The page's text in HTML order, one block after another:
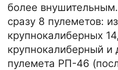
более
сразу 8 пулеметов:
крупнокалиберных
крупнокалиберный и
пулемета РП-46